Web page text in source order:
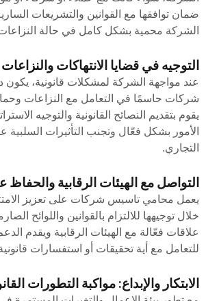
ضمان توافقها مع القوانين والتشريعات
الشركة محمية بشكل كامل في حالة
التوجيه في قضايا الانتهاكات والنزاعات
عند مواجهة الشركة لمشكلات قانونية،
شركات حاسمًا في التعامل مع النزاعات
يقوم بتقديم النصائح القانونية والتوجيه
الأمور بشكل فعّال وتجنب التأثيرات السلبية
التجاري.
التواصل مع الهيئات الرقابية والحفاظ
يعمل محامي تاسيس شركات على تعزيز
خلال توجيهها للالتزام بالقوانين واللوائح
علاقات فعّالة مع الهيئات الرقابية ويقدم
للتعامل مع أية تحقيقات أو استفسارات
الابتكار والإبداع: مواكبة التطورات